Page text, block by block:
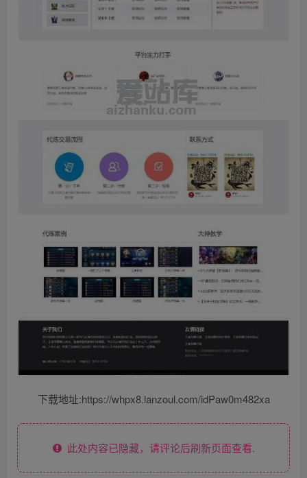
下载地址:https://whpx8.lanzoul.com/idPaw0m482xa
此处内容已隐藏，请评论后刷新页面查看.